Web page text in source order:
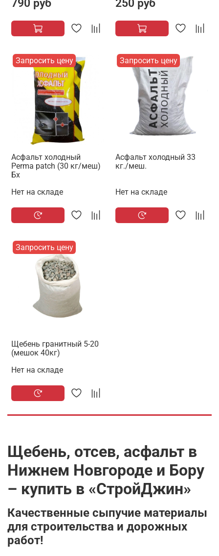
790 руб 250 руб
Запросить цену
Асфальт холодный
Perma patch (30 кг/меш)
Бх
Нет на складе
Запросить цену
Асфальт холодный 33
кг./меш.
Нет на складе
Запросить цену
Щебень гранитный 5-20
(мешок 40кг)
Нет на складе
Щебень, отсев, асфальт в
Нижнем Новгороде и Бору
– купить в «СтройДжин»
Качественные сыпучие материалы
для строительства и дорожных
работ!